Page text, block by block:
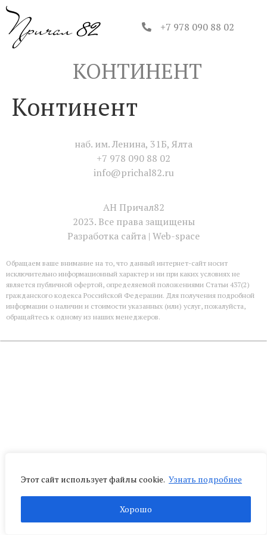
Этот сайт использует файлы cookie. Узнать подробнее
Хорошо
+7 978 090 88 02
КОНТИНЕНТ
Континент
наб. им. Ленина, 31Б, Ялта
+7 978 090 88 02
info@prichal82.ru
АН Причал82
2023. Все права защищены
Разработка сайта | Web-space
Обращаем ваше внимание на то, что данный интернет-сайт носит
исключительно информационный характер и ни при каких условиях не
является публичной офертой, определяемой положениями Статьи 437(2)
гражданского кодекса Российской Федерации. Для получения подробной
информации о наличии и стоимости указанных (или) услуг, пожалуйста,
обращайтесь к одному из наших менеджеров.